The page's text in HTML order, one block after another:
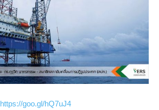
https://goo.gl/hQ7uJ4